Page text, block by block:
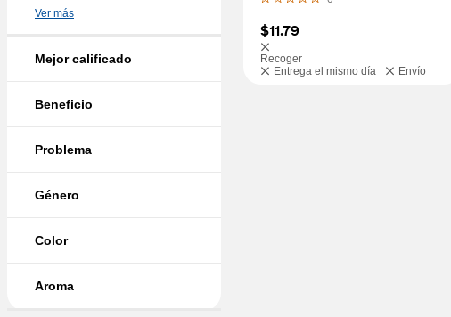
Ver más
Mejor calificado
Beneficio
Problema
Género
Color
Aroma
$11.79
Recoger
Entrega el mismo día
Envío